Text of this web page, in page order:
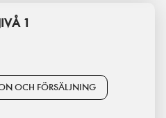
1
OCH FÖRSÄLJNING